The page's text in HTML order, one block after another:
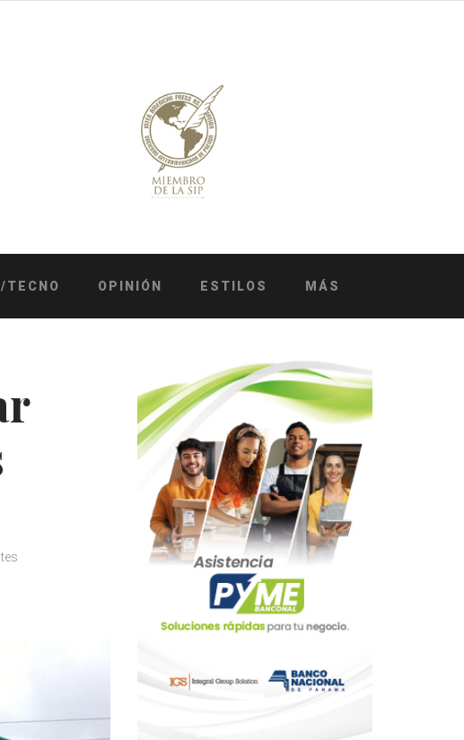
TECNO OPINIÓN ESTILOS MÁS